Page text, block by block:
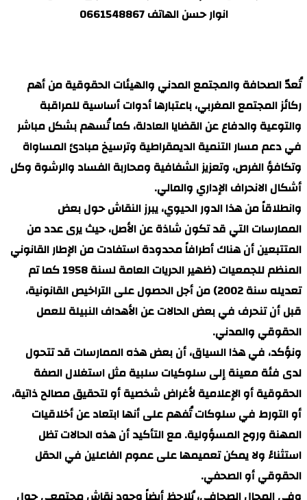
انوار حسن الهاتف 0661548867
تُعدّ الصحافة والمجتمع المدني والهيئات الحقوقية من أهم
ركائز المجتمع المغربي، باعتبارها أدوات أساسية للمراقبة
والتوعية والدفاع عن القضايا العادلة، كما تُسهم بشكل مباشر
في دعم مسار التنمية الديمقراطية وترسيخ مبادئ المساواة
وتكافؤ الفرص، وتعزيز الشفافية ومحاربة الفساد والرشوة وكل
أشكال الانحراف الإداري والمالي.
وانطلاقاً من هذا الدور الحيوي، يبرز النقاش حول بعض
الممارسات التي قد تكون شاذة عن الأصل، حيث يرى عدد من
المتتبعين أن هناك أطرافاً محدودة استفادت من الإطار القانوني
المنظم للجمعيات (ظهير الحريات العامة لسنة 1958 كما تم
تعديله سنة 2002) من أجل الحصول على التراخيص القانونية،
قبل أن تنحرف في بعض الحالات عن الأهداف النبيلة للعمل
الحقوقي والمدني.
ونؤكد، في هذا السياق، أن بعض هذه الممارسات قد تتحول
لدى فئة معينة إلى سلوكيات سلبية مثل استغلال الصفة
الحقوقية أو الإعلامية لأغراض شخصية أو لتحقيق مصالح ذاتية،
أو التورط في سلوكات تُفهم على أنها ابتعاد عن أخلاقيات
المهنة وروح المسؤولية. مع التأكيد أن هذه الحالات تظل
استثناءً ولا يمكن تعميمها على عموم الفاعلين في الحقل
الحقوقي أو الصحفي.